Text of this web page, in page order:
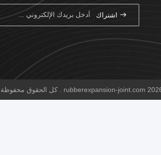
اشتراك